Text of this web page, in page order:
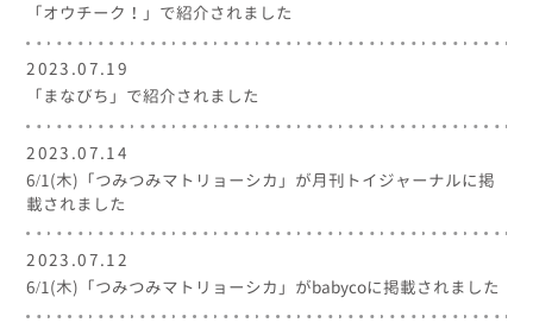
「オウチーク！」で紹介されました
2023.07.19
「まなびち」で紹介されました
2023.07.14
6/1(木)「つみつみマトリョーシカ」が月刊トイジャーナルに掲
載されました
2023.07.12
6/1(木)「つみつみマトリョーシカ」がbabycoに掲載されました